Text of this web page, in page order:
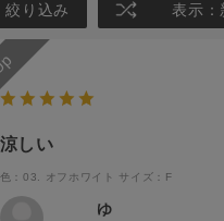
絞り込み 表示：
涼しい
色：03. オフホワイト サイズ：F
ゆ